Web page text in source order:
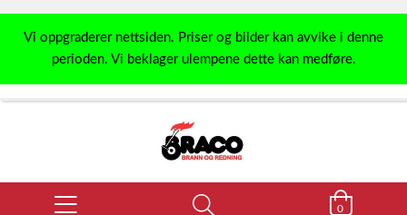
Vi oppgraderer nettsiden. Priser og bilder kan avvike i denne
perioden. Vi beklager ulempene dette kan medføre.
0